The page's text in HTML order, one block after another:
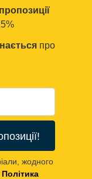
про
жодного
Політика